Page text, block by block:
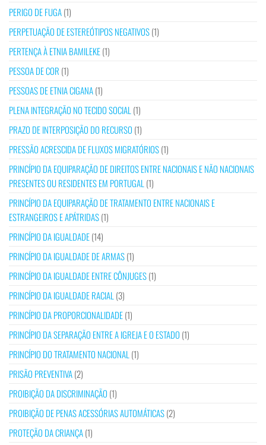
PERIGO DE FUGA(1)
PERPETUAÇÃO DE ESTEREÓTIPOS NEGATIVOS(1)
PERTENÇA À ETNIA BAMILEKE(1)
PESSOA DE COR (1)
PESSOAS DE ETNIA CIGANA(1)
PLENA INTEGRAÇÃO NO TECIDO SOCIAL (1)
PRAZO DE INTERPOSIÇÃO DO RECURSO (1)
PRESSÃO ACRESCIDA DE FLUXOS MIGRATÓRIOS(1)
PRINCÍPIO DA EQUIPARAÇÃO DE DIREITOS ENTRE NACIONAIS E NÃO NACIONAIS
PRESENTES OU RESIDENTES EM PORTUGAL (1)
PRINCÍPIO DA EQUIPARAÇÃO DE TRATAMENTO ENTRE NACIONAIS E
ESTRANGEIROS E APÁTRIDAS(1)
PRINCÍPIO DA IGUALDADE(14)
PRINCÍPIO DA IGUALDADE DE ARMAS(1)
PRINCÍPIO DA IGUALDADE ENTRE CÔNJUGES(1)
PRINCÍPIO DA IGUALDADE RACIAL (3)
PRINCÍPIO DA PROPORCIONALIDADE(1)
PRINCÍPIO DA SEPARAÇÃO ENTRE A IGREJA E O ESTADO (1)
PRINCÍPIO DO TRATAMENTO NACIONAL (1)
PRISÃO PREVENTIVA(2)
PROIBIÇÃO DA DISCRIMINAÇÃO (1)
PROIBIÇÃO DE PENAS ACESSÓRIAS AUTOMÁTICAS(2)
PROTEÇÃO DA CRIANÇA(1)